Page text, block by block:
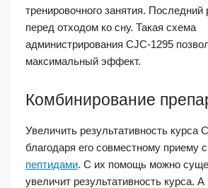
тренировочного занятия. Последний
перед отходом ко сну. Такая схема
администрирования CJC-1295
максимальный эффект.
Комбинирование
Увеличить результативность
благодаря его совместному приему
пептидами. С их помощь можно
увеличит результативность курса. А